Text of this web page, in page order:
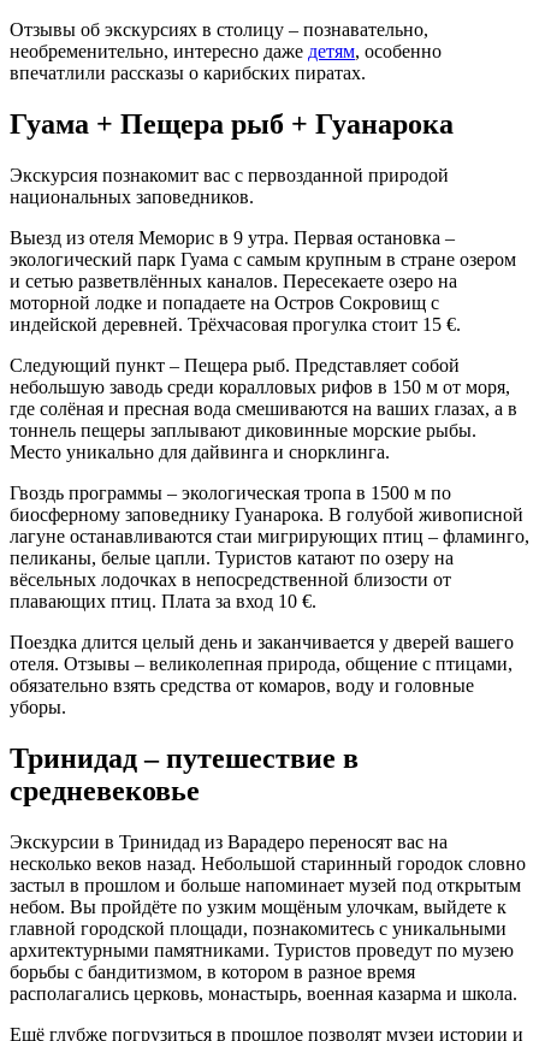
Отзывы об экскурсиях в столицу – познавательно,
необременительно, интересно даже детям, особенно
впечатлили рассказы о карибских пиратах.
Гуама + Пещера рыб + Гуанарока
Экскурсия познакомит вас с первозданной природой
национальных заповедников.
Выезд из отеля Меморис в 9 утра. Первая остановка –
экологический парк Гуама с самым крупным в стране озером
и сетью разветвлённых каналов. Пересекаете озеро на
моторной лодке и попадаете на Остров Сокровищ с
индейской деревней. Трёхчасовая прогулка стоит 15 €.
Следующий пункт – Пещера рыб. Представляет собой
небольшую заводь среди коралловых рифов в 150 м от моря,
где солёная и пресная вода смешиваются на ваших глазах, а в
тоннель пещеры заплывают диковинные морские рыбы.
Место уникально для дайвинга и снорклинга.
Гвоздь программы – экологическая тропа в 1500 м по
биосферному заповеднику Гуанарока. В голубой живописной
лагуне останавливаются стаи мигрирующих птиц – фламинго,
пеликаны, белые цапли. Туристов катают по озеру на
вёсельных лодочках в непосредственной близости от
плавающих птиц. Плата за вход 10 €.
Поездка длится целый день и заканчивается у дверей вашего
отеля. Отзывы – великолепная природа, общение с птицами,
обязательно взять средства от комаров, воду и головные
уборы.
Тринидад – путешествие в
средневековье
Экскурсии в Тринидад из Варадеро переносят вас на
несколько веков назад. Небольшой старинный городок словно
застыл в прошлом и больше напоминает музей под открытым
небом. Вы пройдёте по узким мощёным улочкам, выйдете к
главной городской площади, познакомитесь с уникальными
архитектурными памятниками. Туристов проведут по музею
борьбы с бандитизмом, в котором в разное время
располагались церковь, монастырь, военная казарма и школа.
Ещё глубже погрузиться в прошлое позволят музеи истории и